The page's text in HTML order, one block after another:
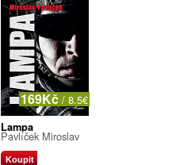
169Kč / 8.5€
Lampa
Pavlíček Miroslav
Koupit